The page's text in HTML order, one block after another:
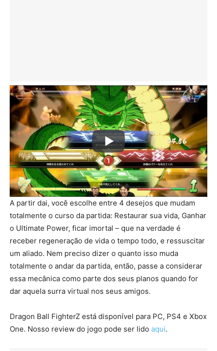
A partir dai, você escolhe entre 4 desejos que mudam
totalmente o curso da partida: Restaurar sua vida, Ganhar
o Ultimate Power, ficar imortal – que na verdade é
receber regeneração de vida o tempo todo, e ressuscitar
um aliado. Nem preciso dizer o quanto isso muda
totalmente o andar da partida, então, passe a considerar
essa mecânica como parte dos seus planos quando for
dar aquela surra virtual nos seus amigos.
Dragon Ball FighterZ está disponível para PC, PS4 e Xbox
One. Nosso review do jogo pode ser lido aqui.